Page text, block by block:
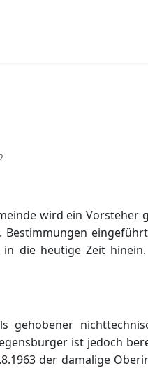
wird ein
die heutige Zeit
gehobener
ist jedoch
der damalige